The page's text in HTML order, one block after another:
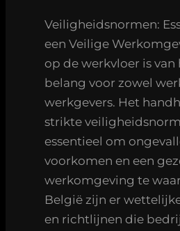
Veiligheidsnormen:
een Veilige
op de werkvloer is
belang voor zowel
werkgevers. Het
strikte
essentieel om
voorkomen en een
werkomgeving te
België zijn er
en richtlijnen die